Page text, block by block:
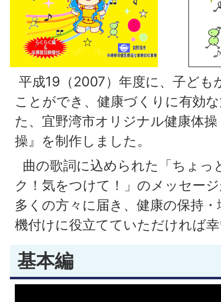
平成19（2007）年度に、子ども
ことができ、健康づくりに有効
た、宜野湾市オリジナル健康体
操』を制作しました。
曲の歌詞に込められた「ちょっ
ク！気をつけて！」のメッセー
多くの方々に届き、健康の保持
機付けに役立てていただければ
基本編